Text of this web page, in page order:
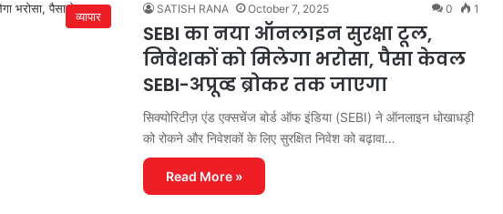
व्यापार
SATISH RANA October 7, 2025 0 1
SEBI का नया ऑनलाइन सुरक्षा टूल,
निवेशकों को मिलेगा भरोसा, पैसा केवल
SEBI-अप्रूव्ड ब्रोकर तक जाएगा
सिक्योरिटीज़ एंड एक्सचेंज बोर्ड ऑफ इंडिया (SEBI) ने ऑनलाइन धोखाधड़ी
को रोकने और निवेशकों के लिए सुरक्षित निवेश को बढ़ावा…
Read More »